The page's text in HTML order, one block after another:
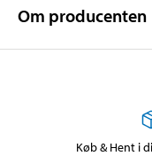
Om producenten
Køb & Hent i